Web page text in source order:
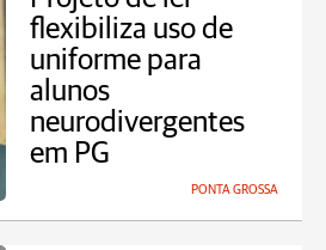
flexibiliza uso de
uniforme para
alunos
neurodivergentes
em PG
PONTA GROSSA